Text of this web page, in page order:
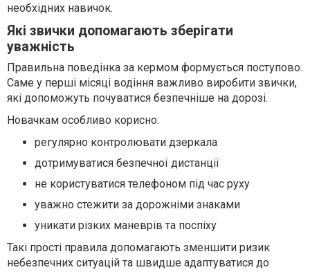
необхідних навичок.
Які звички допомагають зберігати
уважність
Правильна поведінка за кермом формується поступово.
Саме у перші місяці водіння важливо виробити звички,
які допоможуть почуватися безпечніше на дорозі.
Новачкам особливо корисно:
регулярно контролювати дзеркала
дотримуватися безпечної дистанції
не користуватися телефоном під час руху
уважно стежити за дорожніми знаками
уникати різких маневрів та поспіху
Такі прості правила допомагають зменшити ризик
небезпечних ситуацій та швидше адаптуватися до